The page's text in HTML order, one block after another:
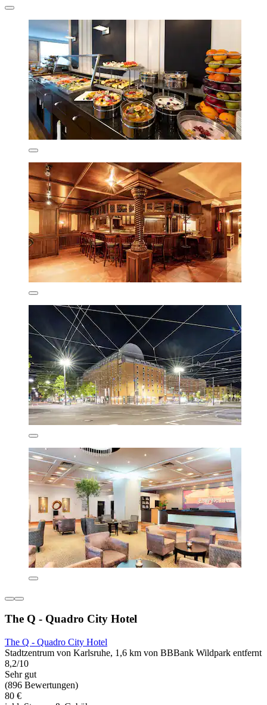
The Q - Quadro City Hotel
The Q - Quadro City Hotel
Stadtzentrum von Karlsruhe, 1,6 km von BBBank Wildpark entfernt
8,2/10
Sehr gut
(896 Bewertungen)
80 €